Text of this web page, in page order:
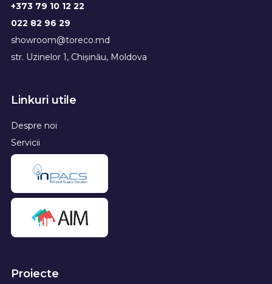
+373 79 10 12 22
022 82 96 29
showroom@toreco.md
str. Uzinelor 1, Chișinău, Moldova
Linkuri utile
Despre noi
Servicii
Proiecte